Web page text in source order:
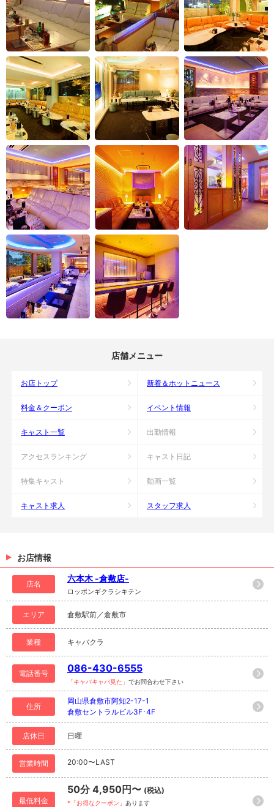
店舗メニュー
お店トップ 新着＆ホットニュース
料金＆クーポン イベント情報
キャスト一覧 出勤情報
アクセスランキング キャスト日記
特集キャスト 動画一覧
キャスト求人 スタッフ求人
お店情報
店名
六本木 -倉敷店-
ロッポンギクラシキテン
エリア 倉敷駅前／倉敷市
業種 キャバクラ
電話番号 086-430-6555
「キャバキャバ見た」 でお問合わせ下さい
住所
岡山県倉敷市阿知2-17-1
倉敷セントラルビル3F･4F
店休日 日曜
営業時間 20:00〜LAST
最低料金
50分 4,950円〜 (税込)
*「お得なクーポン」 あります